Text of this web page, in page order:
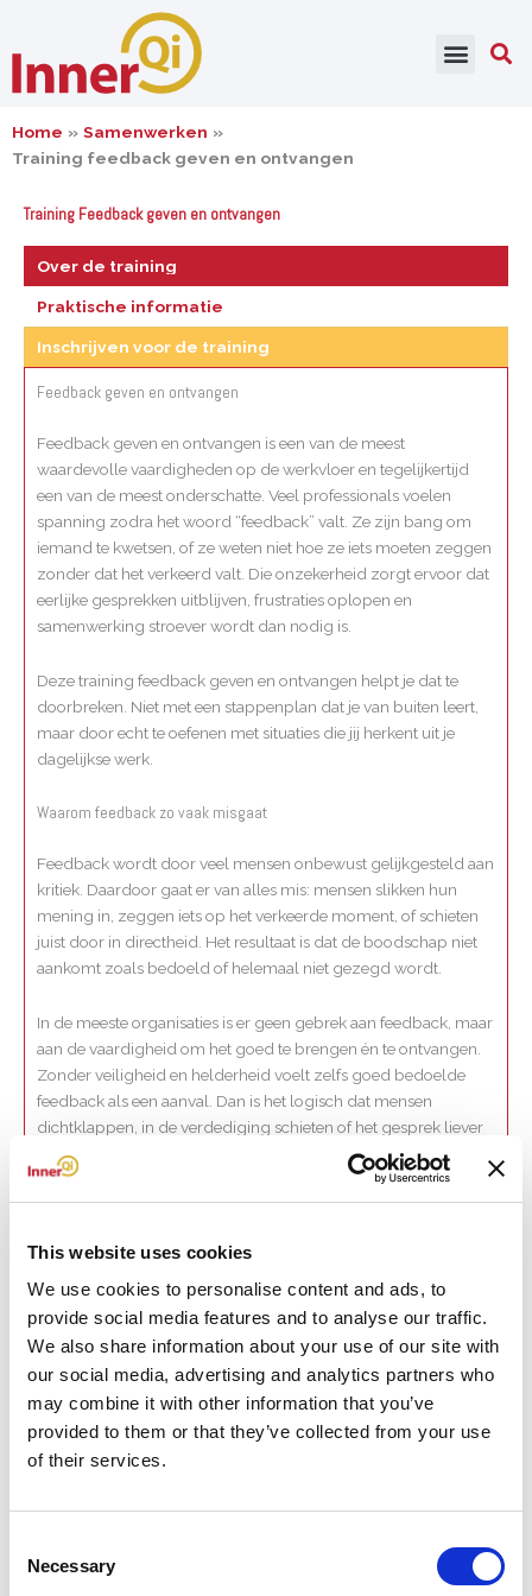
This website uses cookies
We use cookies to personalise content and ads, to
provide social media features and to analyse our traffic.
We also share information about your use of our site with
our social media, advertising and analytics partners who
may combine it with other information that you’ve
provided to them or that they’ve collected from your use
of their services.
Selection
Necessary
inhoud
Home
Samenwerken
Training feedback geven en ontvangen
Training Feedback geven en ontvangen
Over de training
Praktische informatie
Inschrijven voor de training
Feedback geven en ontvangen
Feedback geven en ontvangen is een van de meest
waardevolle vaardigheden op de werkvloer en tegelijkertijd
een van de meest onderschatte. Veel professionals voelen
spanning zodra het woord “feedback” valt. Ze zijn bang om
iemand te kwetsen, of ze weten niet hoe ze iets moeten zeggen
zonder dat het verkeerd valt. Die onzekerheid zorgt ervoor dat
eerlijke gesprekken uitblijven, frustraties oplopen en
samenwerking stroever wordt dan nodig is.
Deze training feedback geven en ontvangen helpt je dat te
doorbreken. Niet met een stappenplan dat je van buiten leert,
maar door echt te oefenen met situaties die jij herkent uit je
dagelijkse werk.
Waarom feedback zo vaak misgaat
Feedback wordt door veel mensen onbewust gelijkgesteld aan
kritiek. Daardoor gaat er van alles mis: mensen slikken hun
mening in, zeggen iets op het verkeerde moment, of schieten
juist door in directheid. Het resultaat is dat de boodschap niet
aankomt zoals bedoeld of helemaal niet gezegd wordt.
In de meeste organisaties is er geen gebrek aan feedback, maar
aan de vaardigheid om het goed te brengen én te ontvangen.
Zonder veiligheid en helderheid voelt zelfs goed bedoelde
feedback als een aanval. Dan is het logisch dat mensen
dichtklappen, in de verdediging schieten of het gesprek liever
vermijden.
De training feedback geven en ontvangen doorbreekt dat
iets geeft om mee verder te gaan en hoe je feedback kunt
ontvangen zonder je meteen te verdedigen of te klein te voelen.
Wat je leert in deze training feedback geven en ontvangen
In deze praktijkgerichte training werk je aan de vaardigheden
die je nodig hebt om open, helder en zonder spanning te
communiceren. Je leert feedback geven zonder oordeel, zodat
de ander zich niet aangevallen voelt maar uitgenodigd om te
Daarnaast besteden we aandacht aan het benoemen van wat je